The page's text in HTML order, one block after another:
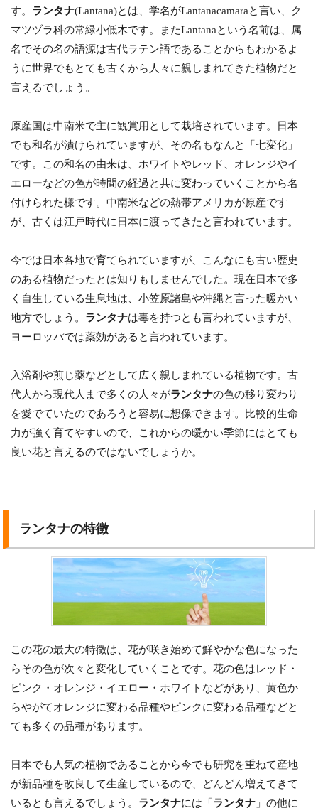
す。 ランタナ(Lantana)とは、学名がLantanacamaraと言い、ク
マツヅラ科の常緑小低木です。またLantanaという名前は、属
名でその名の語源は古代ラテン語であることからもわかるよ
うに世界でもとても古くから人々に親しまれてきた植物だと
言えるでしょう。
原産国は中南米で主に観賞用として栽培されています。日本
でも和名が漬けられていますが、その名もなんと「七変化」
です。この和名の由来は、ホワイトやレッド、オレンジやイ
エローなどの色が時間の経過と共に変わっていくことから名
付けられた様です。中南米などの熱帯アメリカが原産です
が、古くは江戸時代に日本に渡ってきたと言われています。
今では日本各地で育てられていますが、こんなにも古い歴史
のある植物だったとは知りもしませんでした。現在日本で多
く自生している生息地は、小笠原諸島や沖縄と言った暖かい
地方でしょう。 ランタナは毒を持つとも言われていますが、
ヨーロッパでは薬効があると言われています。
入浴剤や煎じ薬などとして広く親しまれている植物です。古
代人から現代人まで多くの人々がランタナの色の移り変わり
を愛でていたのであろうと容易に想像できます。比較的生命
力が強く育てやすいので、これからの暖かい季節にはとても
良い花と言えるのではないでしょうか。
ランタナの特徴
この花の最大の特徴は、花が咲き始めて鮮やかな色になった
らその色が次々と変化していくことです。花の色はレッド・
ピンク・オレンジ・イエロー・ホワイトなどがあり、黄色か
らやがてオレンジに変わる品種やピンクに変わる品種などと
ても多くの品種があります。
日本でも人気の植物であることから今でも研究を重ねて産地
が新品種を改良して生産しているので、どんどん増えてきて
いるとも言えるでしょう。 ランタナには「 ランタナ 」の他に